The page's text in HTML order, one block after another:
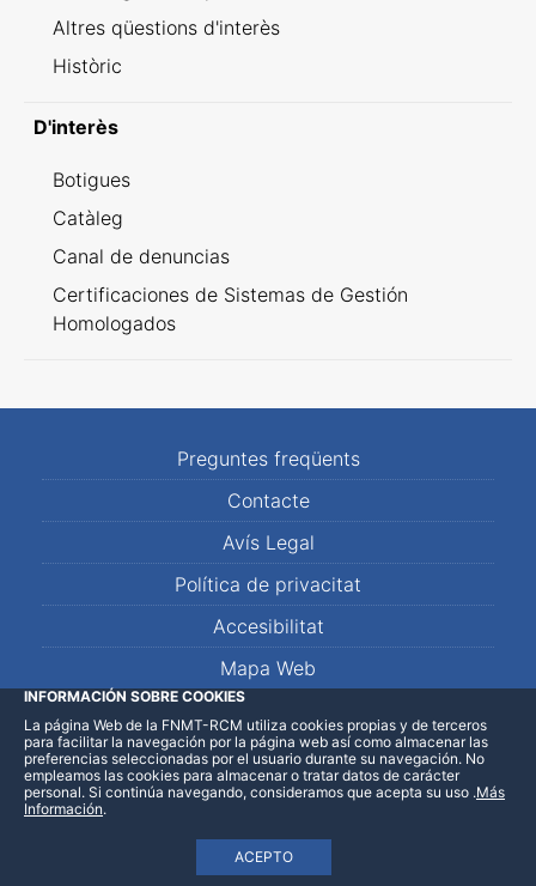
Altres qüestions d'interès
Històric
D'interès
Botigues
Catàleg
Canal de denuncias
Certificaciones de Sistemas de Gestión
Homologados
Preguntes freqüents
Contacte
Avís Legal
Política de privacitat
Accesibilitat
Mapa Web
LinkedInFacebookWhatsApp
INFORMACIÓN SOBRE COOKIES
La página Web de la FNMT-RCM utiliza cookies propias y de terceros
para facilitar la navegación por la página web así como almacenar las
preferencias seleccionadas por el usuario durante su navegación. No
empleamos las cookies para almacenar o tratar datos de carácter
personal. Si continúa navegando, consideramos que acepta su uso
ACEPTO
.Más
Información.